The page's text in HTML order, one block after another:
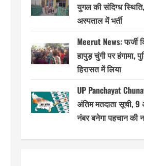
युगल की संदिग्ध
अस्पताल में भर्ती
Meerut News: फर्जी
हापुड़ चुंगी पर हंगामा,
हिरासत में लिया
UP Panchayat
अंतिम मतदाता सूची, 9
नंबर बनेगा पहचान की